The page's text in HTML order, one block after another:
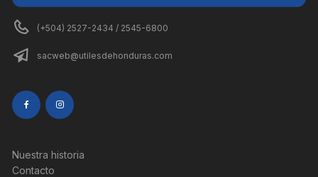
(+504) 2527-2434 / 2545-6800
sacweb@utilesdehonduras.com
Nuestra historia
Contacto